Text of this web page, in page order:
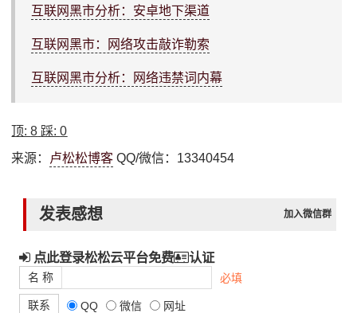
互联网黑市分析：安卓地下渠道
互联网黑市：网络攻击敲诈勒索
互联网黑市分析：网络违禁词内幕
顶:8 踩:0
来源： 卢松松博客 QQ/微信：13340454
发表感想 加入微信群
点此登录松松云平台免费 认证
名 称 必填
联系 QQ 微信 网址